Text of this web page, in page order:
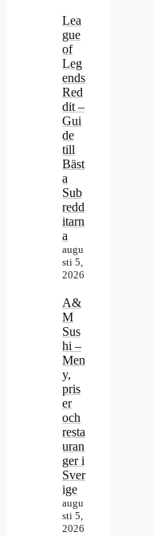
Lea
gue
of
Leg
ends
Red
dit –
Gui
de
till
Bäst
a
Sub
redd
itarn
a
augu
sti 5,
2026
A&
M
Sus
hi –
Men
y,
pris
er
och
resta
uran
ger i
Sver
ige
augu
sti 5,
2026